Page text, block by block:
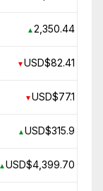
▲2,350.44
▼USD$82.41
▼USD$77.1
▲USD$315.9
▲USD$4,399.70